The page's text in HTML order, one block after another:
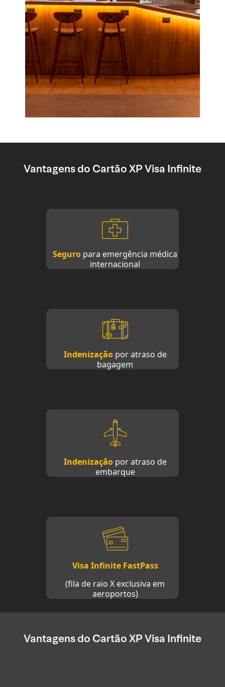
Vantagens do Cartão XP Visa Infinite
Seguro para emergência médica
internacional
Indenizaçãopor atraso de
bagagem
Indenizaçãopor atraso de
embarque
Visa Infinite FastPass
(fila de raio X exclusiva em
aeroportos)
Vantagens do Cartão XP Visa Infinite